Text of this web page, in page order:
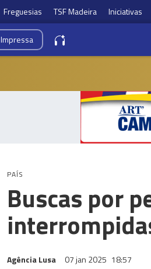
Freguesias TSF Madeira Iniciativas
Impressa
PAÍS
Buscas por
Agência Lusa 07 jan 2025 18:57